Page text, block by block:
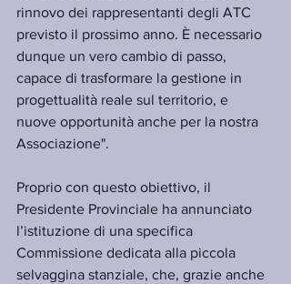
rinnovo dei rappresentanti degli ATC
previsto il prossimo anno. È necessario
dunque un vero cambio di passo,
capace di trasformare la gestione in
progettualità reale sul territorio, e
nuove opportunità anche per la nostra
Associazione".
Proprio con questo obiettivo, il
Presidente Provinciale ha annunciato
l’istituzione di una specifica
Commissione dedicata alla piccola
selvaggina stanziale, che, grazie anche